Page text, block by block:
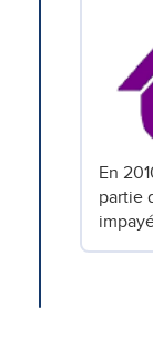
En
partie